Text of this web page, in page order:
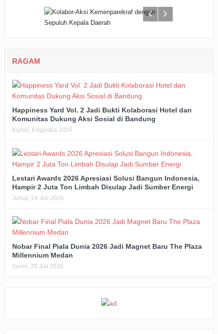
RAGAM
Happiness Yard Vol. 2 Jadi Bukti Kolaborasi Hotel dan
Komunitas Dukung Aksi Sosial di Bandung
Kamis, 6 Agustus 2026
Lestari Awards 2026 Apresiasi Solusi Bangun Indonesia,
Hampir 2 Juta Ton Limbah Disulap Jadi Sumber Energi
Jumat, 24 Juli 2026
Nobar Final Piala Dunia 2026 Jadi Magnet Baru The Plaza
Millennium Medan
Senin, 20 Juli 2026